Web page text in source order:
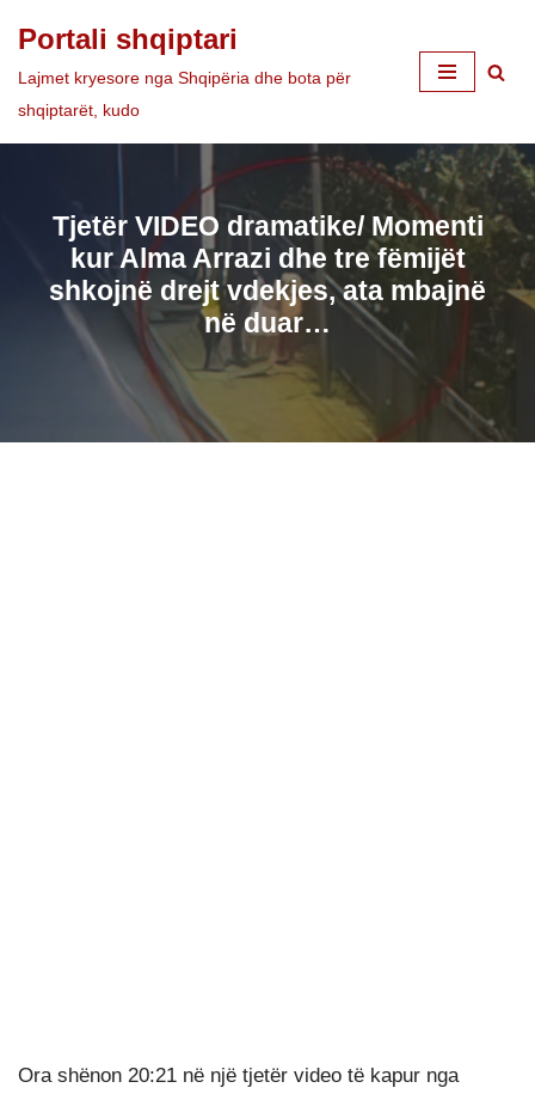
Skip
to
Portali shqiptari
Lajmet kryesore nga Shqipëria dhe bota për
shqiptarët, kudo
Tjetër VIDEO dramatike/ Momenti
kur Alma Arrazi dhe tre fëmijët
shkojnë drejt vdekjes, ata mbajnë
në duar…
Ora shënon 20:21 në një tjetër video të kapur nga